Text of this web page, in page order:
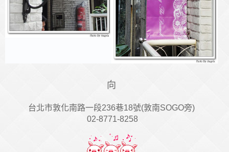
向
台北市敦化南路一段236巷18號(敦南SOGO旁)
02-8771-8258